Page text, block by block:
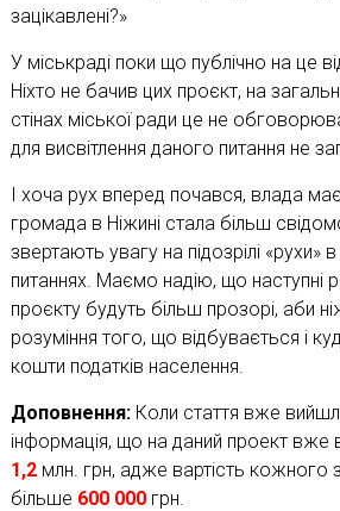
зацікавлені?»
У міськраді поки що публічно на це
Ніхто не бачив цих проєкт, на
стінах міської ради це не
для висвітлення даного питання не
І хоча рух вперед почався, влада
громада в Ніжині стала більш
звертають увагу на підозрілі
питаннях. Маємо надію, що наступні
проєкту будуть більш прозорі, аби
розуміння того, що відбувається і
кошти податків населення.
Доповнення:Коли стаття вже
інформація, що на даний проект вже
1,2млн. грн, адже вартість кожного з
більше 600 000грн.